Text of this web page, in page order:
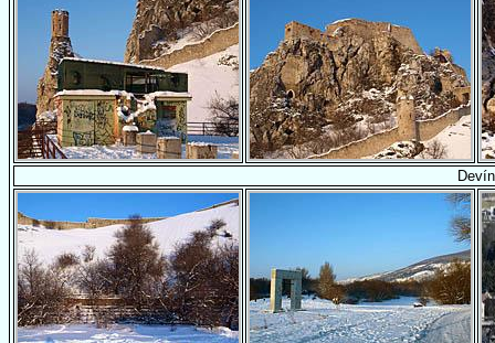
Devín